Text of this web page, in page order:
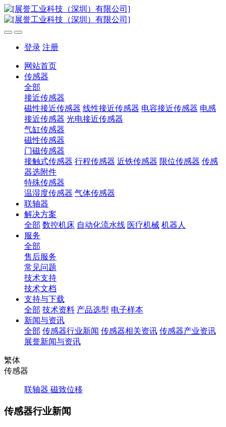
登录 注册
网站首页
传感器
全部
接近传感器
磁性接近传感器 线性接近传感器 电容接近传感器 电感
接近传感器 光电接近传感器
气缸传感器
磁性传感器
门磁传感器
接触式传感器 行程传感器 近铁传感器 限位传感器 传感
器选附件
特殊传感器
温湿度传感器 气体传感器
联轴器
解决方案
全部 数控机床 自动化流水线 医疗机械 机器人
服务
全部
售后服务
常见问题
技术支持
技术文档
支持与下载
全部 技术资料 产品选型 电子样本
新闻与资讯
全部 传感器行业新闻 传感器相关资讯 传感器产业资讯
展誉新闻与资讯
繁体
传感器
联轴器 磁致位移
传感器行业新闻